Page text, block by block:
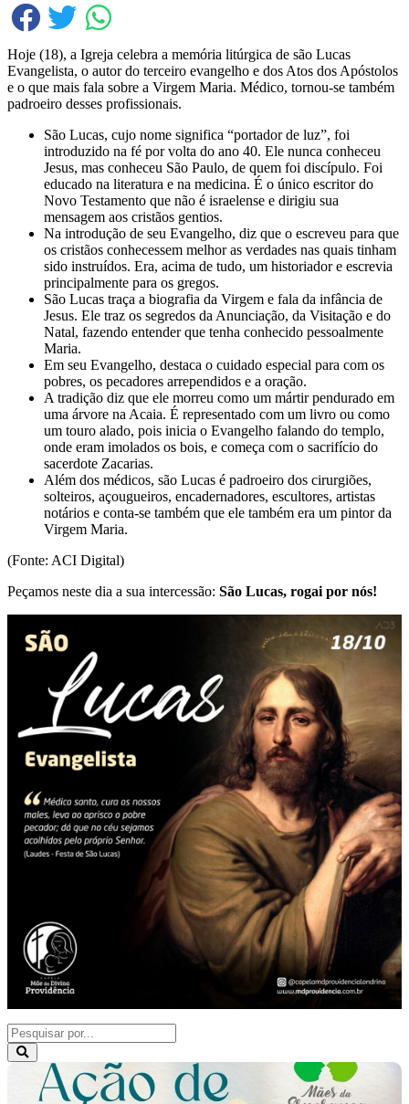
Hoje (18), a Igreja celebra a memória litúrgica de são Lucas
Evangelista, o autor do terceiro evangelho e dos Atos dos Apóstolos
e o que mais fala sobre a Virgem Maria. Médico, tornou-se também
padroeiro desses profissionais.
São Lucas, cujo nome significa “portador de luz”, foi
introduzido na fé por volta do ano 40. Ele nunca conheceu
Jesus, mas conheceu São Paulo, de quem foi discípulo. Foi
educado na literatura e na medicina. É o único escritor do
Novo Testamento que não é israelense e dirigiu sua
mensagem aos cristãos gentios.
Na introdução de seu Evangelho, diz que o escreveu para que
os cristãos conhecessem melhor as verdades nas quais tinham
sido instruídos. Era, acima de tudo, um historiador e escrevia
principalmente para os gregos.
São Lucas traça a biografia da Virgem e fala da infância de
Jesus. Ele traz os segredos da Anunciação, da Visitação e do
Natal, fazendo entender que tenha conhecido pessoalmente
Maria.
Em seu Evangelho, destaca o cuidado especial para com os
pobres, os pecadores arrependidos e a oração.
A tradição diz que ele morreu como um mártir pendurado em
uma árvore na Acaia. É representado com um livro ou como
um touro alado, pois inicia o Evangelho falando do templo,
onde eram imolados os bois, e começa com o sacrifício do
sacerdote Zacarias.
Além dos médicos, são Lucas é padroeiro dos cirurgiões,
solteiros, açougueiros, encadernadores, escultores, artistas
notários e conta-se também que ele também era um pintor da
Virgem Maria.
(Fonte: ACI Digital)
Peçamos neste dia a sua intercessão: São Lucas, rogai por nós!